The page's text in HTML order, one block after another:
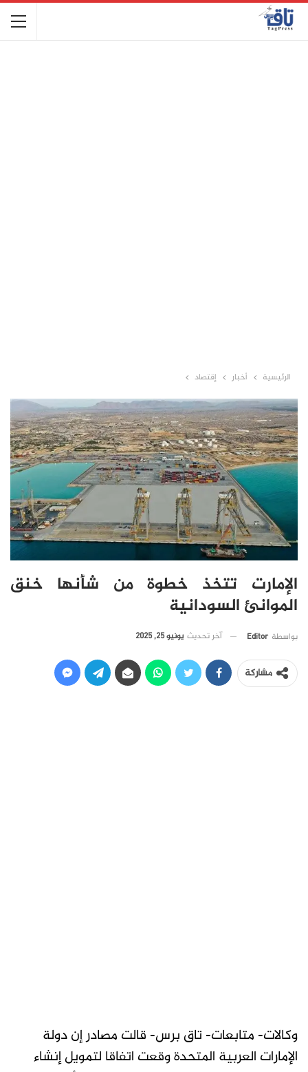
الرئيسية أخبار إقتصاد
الإمارت تتخذ خطوة من شأنها خنق
الموانئ السودانية
بواسطة Editor آخر تحديث يونيو 25, 2025
مشاركة
وكالات- متابعات- تاق برس- قالت مصادر إن دولة
الإمارات العربية المتحدة وقعت اتفاقا لتمويل إنشاء